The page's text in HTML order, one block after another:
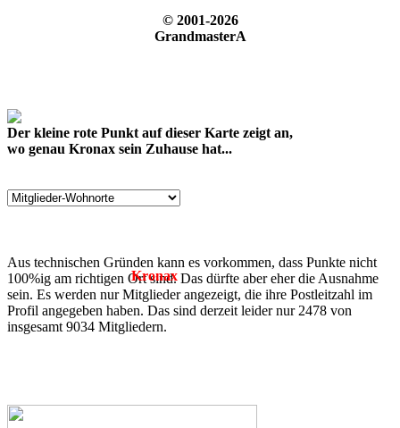
© 2001-2026
GrandmasterA
Der kleine rote Punkt auf dieser Karte zeigt an,
wo genau Kronax sein Zuhause hat...
Kronax
Aus technischen Gründen kann es vorkommen, dass Punkte nicht
100%ig am richtigen Ort sind. Das dürfte aber eher die Ausnahme
sein. Es werden nur Mitglieder angezeigt, die ihre Postleitzahl im
Profil angegeben haben. Das sind derzeit leider nur 2478 von
insgesamt 9034 Mitgliedern.